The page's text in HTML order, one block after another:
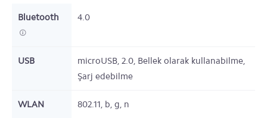
Bluetooth 4.0
USB
microUSB, 2.0, Bellek olarak kullanabilme,
Şarj edebilme
WLAN 802.11, b, g, n